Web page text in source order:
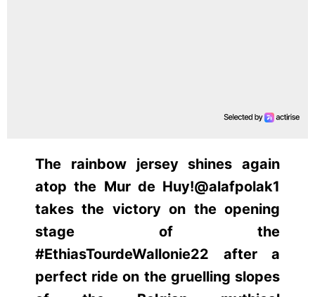
The rainbow jersey shines again
atop the Mur de Huy!@alafpolak1
takes the victory on the opening
stage of the
#EthiasTourdeWallonie22 after a
perfect ride on the gruelling slopes